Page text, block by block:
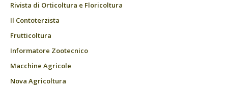
Rivista di Orticoltura e Floricoltura
Il Contoterzista
Frutticoltura
Informatore Zootecnico
Macchine Agricole
Nova Agricoltura